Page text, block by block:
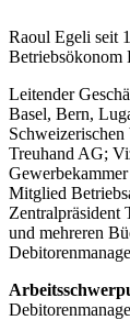
Raoul Egeli seit
Betriebsökonom
Leitender
Basel, Bern,
Treuhand AG;
Mitglied
und mehreren